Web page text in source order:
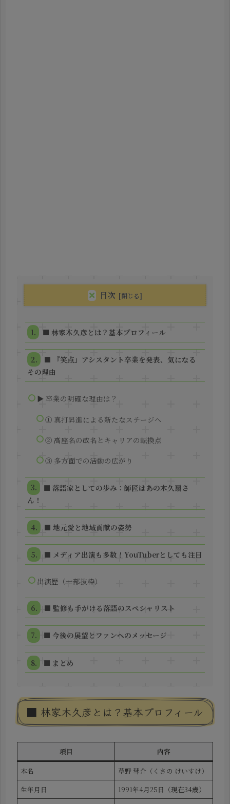
目次
■ 林家木久彦とは？基本プロフィール
■ 『笑点』アシスタント卒業を発表、気になる
その理由
▶ 卒業の明確な理由は？
① 真打昇進による新たなステージへ
② 高座名の改名とキャリアの転換点
③ 多方面での活動の広がり
■ 落語家としての歩み：師匠はあの木久扇さ
ん！
■ 地元愛と地域貢献の姿勢
■ メディア出演も多数！YouTuberとしても注目
出演歴（一部抜粋）
■ 監修も手がける落語のスペシャリスト
■ 今後の展望とファンへのメッセージ
■ まとめ
■ 林家木久彦とは？基本プロフィール
項目
内容
本名
草野 彗介（くさの けいすけ）
生年月日
1991年4月25日（現在34歳）